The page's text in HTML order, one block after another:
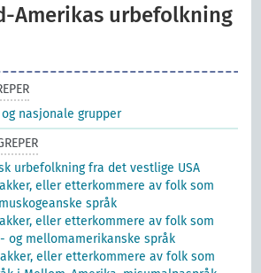
Amerikas urbefolkning
nasjonale grupper
urbefolkning fra det vestlige USA
eller etterkommere av folk som
språk
eller etterkommere av folk som
og mellomamerikanske språk
eller etterkommere av folk som